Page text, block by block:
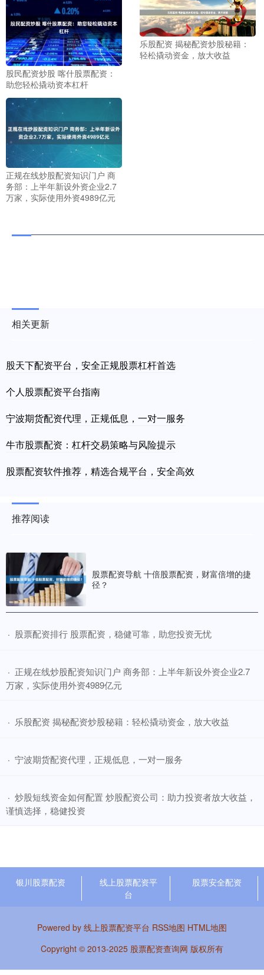
股民配资炒股 喀什股票配资：
助您轻松撬动资本杠杆
乐股配资 揭秘配资炒股秘籍：
轻松撬动资金，放大收益
正规在线炒股配资知识门户 商
务部：上半年新设外资企业2.7
万家，实际使用外资4989亿元
相关更新
股天下配资平台，安全正规股票杠杆首选
个人股票配资平台指南
宁波期货配资代理，正规低息，一对一服务
牛市股票配资：杠杆交易策略与风险提示
股票配资软件推荐，精选合规平台，安全高效
推荐阅读
股票配资导航 十倍股票配资，财富倍增的捷
径？
· ​股票配资排行 股票配资，稳健可靠，助您投资无忧
· ​正规在线炒股配资知识门户 商务部：上半年新设外资企业2.7
万家，实际使用外资4989亿元
· ​乐股配资 揭秘配资炒股秘籍：轻松撬动资金，放大收益
· ​宁波期货配资代理，正规低息，一对一服务
· ​炒股短线资金如何配置 炒股配资公司：助力投资者放大收益，
谨慎选择，稳健投资
银川股票配资
线上股票配资平
台
股票安全配资
Powered by 线上股票配资平台 RSS地图 HTML地图
Copyright © 2013-2025 股票配资查询网 版权所有